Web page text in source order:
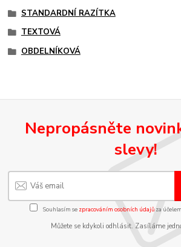
STANDARDNÍ RAZÍTKA
TEXTOVÁ
OBDELNÍKOVÁ
Nepropásněte
slevy!
Souhlasím se zpracováním osobních údajůza
Můžete se kdykoli odhlásit. Zasíláme